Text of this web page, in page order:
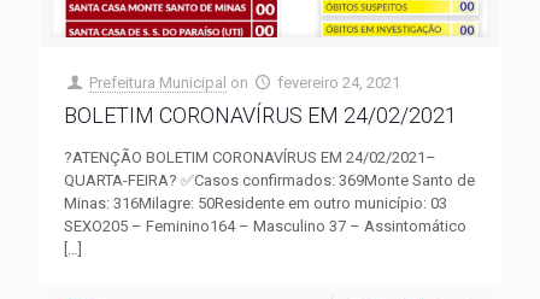
Prefeitura Municipal on fevereiro 24, 2021
BOLETIM CORONAVÍRUS EM 24/02/2021
?ATENÇÃO BOLETIM CORONAVÍRUS EM 24/02/2021–
QUARTA-FEIRA? ✅Casos confirmados: 369Monte Santo de
Minas: 316Milagre: 50Residente em outro município: 03
SEXO205 – Feminino164 – Masculino 37 – Assintomático